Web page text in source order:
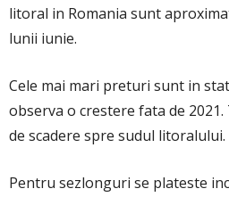
litoral in Romania sunt
lunii iunie.
Cele mai mari preturi sunt in
observa o crestere fata de
de scadere spre sudul litoralului.
Pentru sezlonguri se plateste